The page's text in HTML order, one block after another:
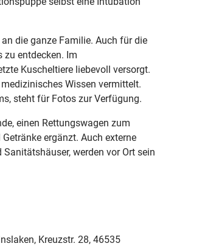
die ganze Familie. Auch für die
zu entdecken. Im
Kuscheltiere liebevoll versorgt.
Wissen vermittelt.
steht für Fotos zur Verfügung.
einen Rettungswagen zum
ergänzt. Auch externe
werden vor Ort sein
Kreuzstr. 28, 46535